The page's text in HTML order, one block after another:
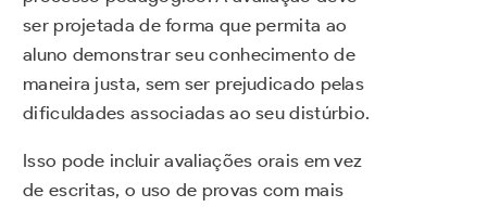
ser projetada de forma que permita ao
aluno demonstrar seu conhecimento de
maneira justa, sem ser prejudicado pelas
dificuldades associadas ao seu distúrbio.
Isso pode incluir avaliações orais em vez
de escritas, o uso de provas com mais